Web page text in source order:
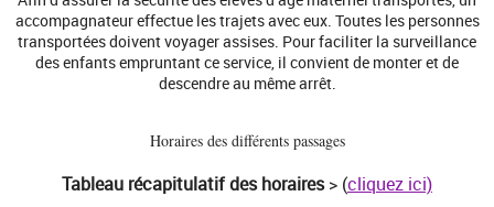
accompagnateur effectue les trajets avec eux. Toutes les personnes
transportées doivent voyager assises. Pour faciliter la surveillance
des enfants empruntant ce service, il convient de monter et de
descendre au même arrêt.
Horaires des différents passages
Tableau récapitulatif des horaires> (cliquez ici)